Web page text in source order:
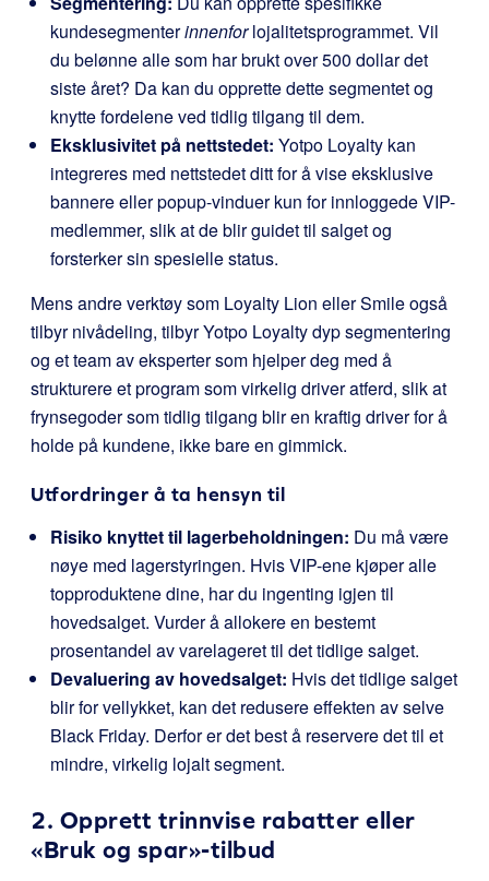
kundesegmenterinnenforlojalitetsprogrammet. Vil
du belønne alle som har brukt over 500 dollar det
siste året? Da kan du opprette dette segmentet og
knytte fordelene ved tidlig tilgang til dem.
Eksklusivitet på nettstedet: Yotpo Loyalty kan
integreres med nettstedet ditt for å vise eksklusive
bannere eller popup-vinduer kun for innloggede VIP-
medlemmer, slik at de blir guidet til salget og
forsterker sin spesielle status.
Mens andre verktøy som Loyalty Lion eller Smile også
tilbyr nivådeling, tilbyr Yotpo Loyalty dyp segmentering
og et team av eksperter som hjelper deg med å
strukturere et program som virkelig driver atferd, slik at
frynsegoder som tidlig tilgang blir en kraftig driver for å
holde på kundene, ikke bare en gimmick.
Utfordringer å ta hensyn til
Risiko knyttet til lagerbeholdningen: Du må være
nøye med lagerstyringen. Hvis VIP-ene kjøper alle
topproduktene dine, har du ingenting igjen til
hovedsalget. Vurder å allokere en bestemt
prosentandel av varelageret til det tidlige salget.
Devaluering av hovedsalget: Hvis det tidlige salget
blir for vellykket, kan det redusere effekten av selve
Black Friday. Derfor er det best å reservere det til et
mindre, virkelig lojalt segment.
2. Opprett trinnvise rabatter eller
«Bruk og spar»-tilbud